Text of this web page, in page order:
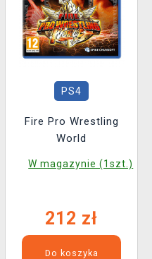
PS4
Fire Pro Wrestling
World
W magazynie (1szt.)
212 zł
Do koszyka